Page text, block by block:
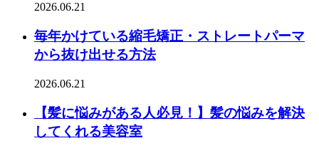
2026.06.21
毎年かけている縮毛矯正・ストレートパーマ
から抜け出せる方法
2026.06.21
【髪に悩みがある人必見！】髪の悩みを解決
してくれる美容室